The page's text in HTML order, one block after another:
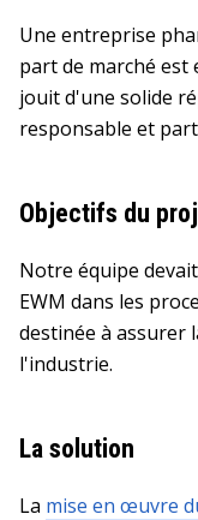
Une entreprise
part de marché
jouit d'une solide
responsable et
Objectifs du
Notre équipe
EWM dans les
destinée à assurer
l'industrie.
La solution
La mise en œuvre